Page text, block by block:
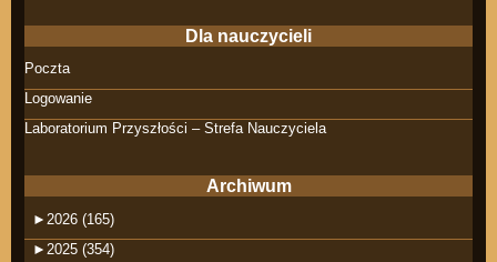
Dla nauczycieli
Poczta
Logowanie
Laboratorium Przyszłości – Strefa Nauczyciela
Archiwum
► 2026 (165)
► 2025 (354)